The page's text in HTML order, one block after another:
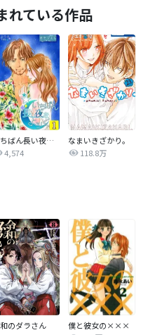
れている作品
いちばん長い夜をよろしく
4,574
なまいきざかり。
118.8万
のダラさん
僕と彼女の×××